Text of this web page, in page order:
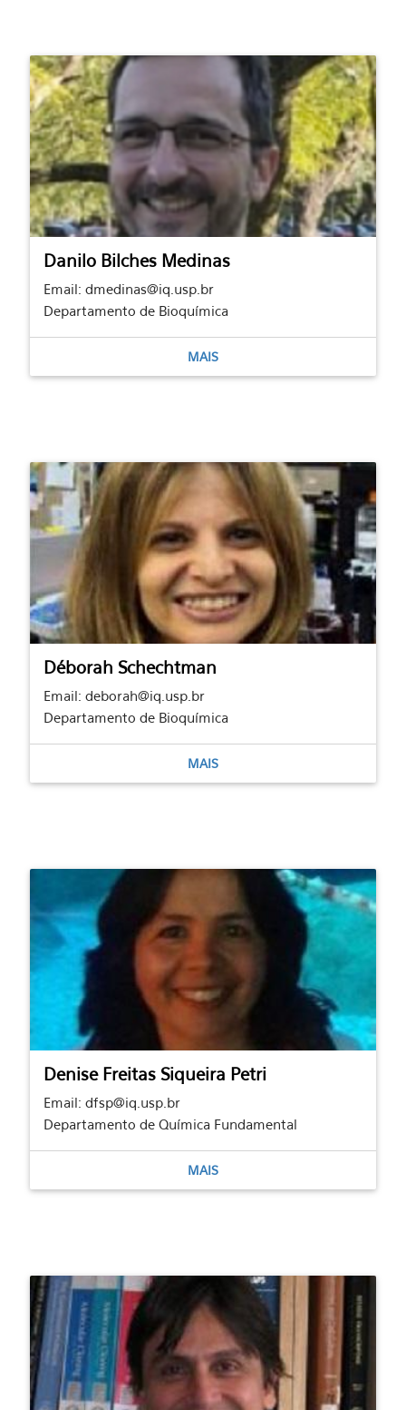
Danilo Bilches Medinas
Email: dmedinas@iq.usp.br
Departamento de Bioquímica
MAIS
Déborah Schechtman
Email: deborah@iq.usp.br
Departamento de Bioquímica
MAIS
Denise Freitas Siqueira Petri
Email: dfsp@iq.usp.br
Departamento de Química Fundamental
MAIS